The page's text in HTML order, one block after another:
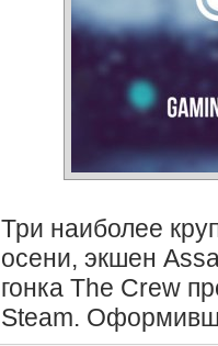
Три наиболее
осени, экшен
гонка The Crew
Steam.